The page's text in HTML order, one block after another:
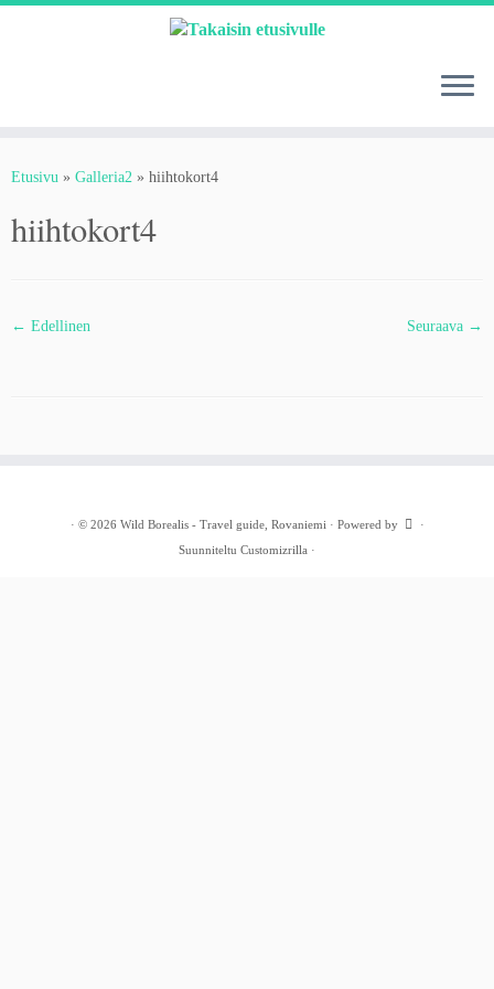
Skip
Etusivu » Galleria2 » hiihtokort4
hiihtokort4
← Edellinen Seuraava →
· © 2026 Wild Borealis - Travel guide, Rovaniemi · Powered by
·
Suunniteltu Customizrilla ·